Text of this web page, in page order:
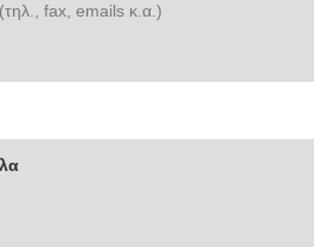
fax, emails κ.α.)